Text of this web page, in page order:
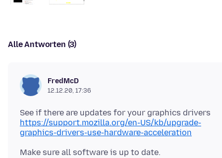
Alle Antworten (3)
FredMcD
12.12.20, 17:36
https://support.mozilla.org/en-US/kb/upgrade-
graphics-drivers-use-hardware-acceleration